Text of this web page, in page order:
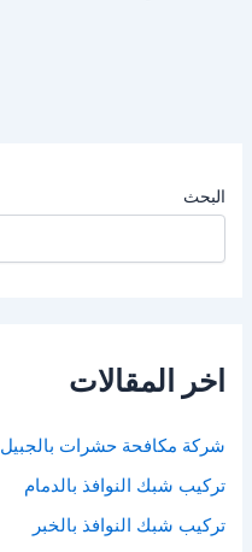
البحث
اخر المقالات
شركة مكافحة حشرات بالجبيل
تركيب شبك النوافذ بالدمام
تركيب شبك النوافذ بالخبر